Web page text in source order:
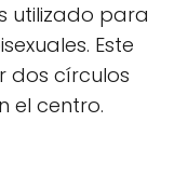
utilizado para
Este
dos círculos
el centro.